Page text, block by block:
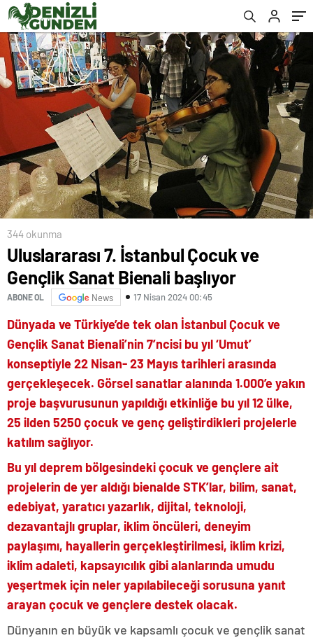
344 okunma
Uluslararası 7. İstanbul Çocuk ve
Gençlik Sanat Bienali başlıyor
ABONE OL News 17 Nisan 2024 00:45
Dünyada ve Türkiye’de tek olan İstanbul Çocuk ve
Gençlik Sanat Bienali’nin 7’ncisi bu yıl ‘Umut’
konseptiyle 22 Nisan- 23 Mayıs tarihleri arasında
gerçekleşecek. Görsel sanatlar alanında 1.000’e yakın
proje başvurusunun yapıldığı etkinliğe bu yıl 12 ülke,
25 ilden 5250 çocuk ve genç geliştirdikleri projelerle
katılım sağlıyor.
Bu yıl deprem bölgesindeki çocuk ve gençlere ait
projelerin de yer aldığı bienalde STK’lar, bilim, sanat,
edebiyat, yaratıcı yazarlık, dijital, teknoloji,
dezavantajlı gruplar, iklim öncüleri, deneyim
paylaşımı, hayallerin gerçekleştirilmesi, iklim krizi,
iklim adaleti, kapsayıcılık gibi alanlarında umudu
yeşertmek için neler yapılabileceği sorusuna yanıt
arayan çocuk ve gençlere destek olacak.
Dünyanın en büyük ve kapsamlı çocuk ve gençlik sanat